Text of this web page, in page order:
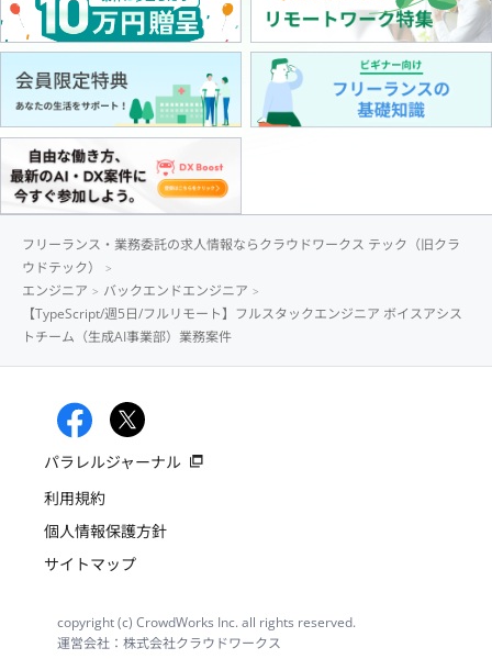
フリーランス・業務委託の求人情報ならクラウドワークス テック（旧クラ
ウドテック）
エンジニア
バックエンドエンジニア
【TypeScript/週5日/フルリモート】フルスタックエンジニア ボイスアシス
トチーム（生成AI事業部）業務案件
パラレルジャーナル
利用規約
個人情報保護方針
サイトマップ
copyright (c) CrowdWorks Inc. all rights reserved.
運営会社：株式会社クラウドワークス